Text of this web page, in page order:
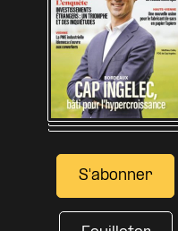
S'abonner